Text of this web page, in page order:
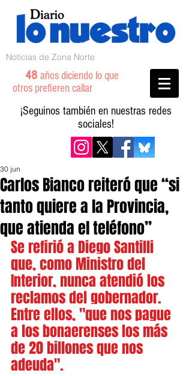
Noticias de Zona Norte
48 años diciendo lo que
otros prefieren callar
¡Seguinos también en nuestras redes
sociales!
Carlos Bianco reiteró que “si
tanto quiere a la Provincia,
que atienda el teléfono”
30 jun
Se refirió a Diego Santilli
que, como Ministro del
Interior, nunca atendió los
reclamos del gobernador.
Entre ellos, "que nos pague
a los bonaerenses los más
de 20 billones que nos
adeuda".